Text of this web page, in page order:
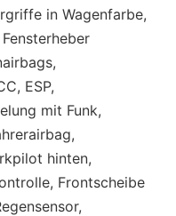
in Wagenfarbe,
ESP,
mit Funk,
hinten,
Frontscheibe